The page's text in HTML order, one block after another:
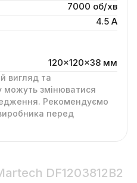
7000 об/хв
4.5 А
120x120x38 мм
вигляд та
можуть змінюватися
Рекомендуємо
перед
DF1203812B2